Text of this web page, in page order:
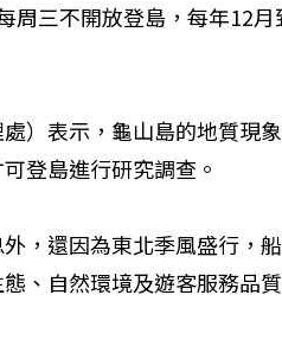
周三不開放登島，每年12月
）表示，龜山島的地質現
登島進行研究調查。
，還因為東北季風盛行，
、自然環境及遊客服務品